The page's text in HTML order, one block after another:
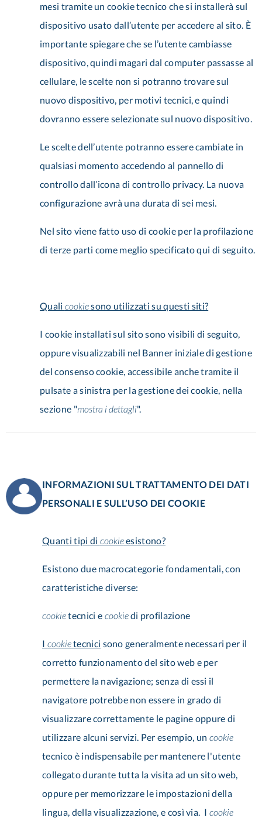
mesi tramite un cookie tecnico che si installerà sul
dispositivo usato dall’utente per accedere al sito. È
importante spiegare che se l’utente cambiasse
dispositivo, quindi magari dal computer passasse al
cellulare, le scelte non si potranno trovare sul
nuovo dispositivo, per motivi tecnici, e quindi
dovranno essere selezionate sul nuovo dispositivo.
Le scelte dell’utente potranno essere cambiate in
qualsiasi momento accedendo al pannello di
controllo dall’icona di controllo privacy. La nuova
configurazione avrà una durata di sei mesi.
Nel sito viene fatto uso di cookie per la profilazione
di terze parti come meglio specificato qui di seguito.
Quali cookiesono utilizzati su questi siti?
I cookie installati sul sito sono visibili di seguito,
oppure visualizzabili nel Banner iniziale di gestione
del consenso cookie, accessibile anche tramite il
pulsate a sinistra per la gestione dei cookie, nella
sezione "mostra i dettagli".
INFORMAZIONI SUL TRATTAMENTO DEI DATI
PERSONALI E SULL’USO DEI COOKIE
Quanti tipi di cookieesistono?
Esistono due macrocategorie fondamentali, con
caratteristiche diverse:
cookietecnici e cookiedi profilazione
I cookietecnici sono generalmente necessari per il
corretto funzionamento del sito web e per
permettere la navigazione; senza di essi il
navigatore potrebbe non essere in grado di
visualizzare correttamente le pagine oppure di
utilizzare alcuni servizi. Per esempio, un cookie
tecnico è indispensabile per mantenere l'utente
collegato durante tutta la visita ad un sito web,
oppure per memorizzare le impostazioni della
lingua, della visualizzazione, e così via. I cookie